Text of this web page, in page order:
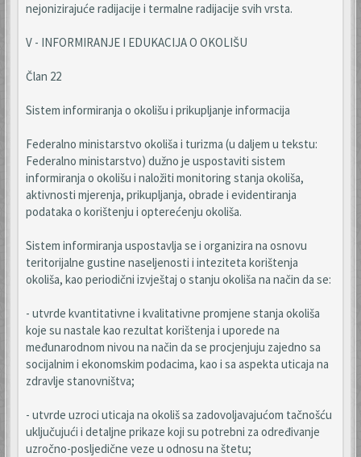
nejonizirajuće radijacije i termalne radijacije svih vrsta.
V - INFORMIRANJE I EDUKACIJA O OKOLIŠU
Član 22
Sistem informiranja o okolišu i prikupljanje informacija
Federalno ministarstvo okoliša i turizma (u daljem u tekstu:
Federalno ministarstvo) dužno je uspostaviti sistem
informiranja o okolišu i naložiti monitoring stanja okoliša,
aktivnosti mjerenja, prikupljanja, obrade i evidentiranja
podataka o korištenju i opterećenju okoliša.
Sistem informiranja uspostavlja se i organizira na osnovu
teritorijalne gustine naseljenosti i inteziteta korištenja
okoliša, kao periodični izvještaj o stanju okoliša na način da se:
- utvrde kvantitativne i kvalitativne promjene stanja okoliša
koje su nastale kao rezultat korištenja i uporede na
međunarodnom nivou na način da se procjenjuju zajedno sa
socijalnim i ekonomskim podacima, kao i sa aspekta uticaja na
zdravlje stanovništva;
- utvrde uzroci uticaja na okoliš sa zadovoljavajućom tačnošću
uključujući i detaljne prikaze koji su potrebni za određivanje
uzročno-posljedične veze u odnosu na štetu;